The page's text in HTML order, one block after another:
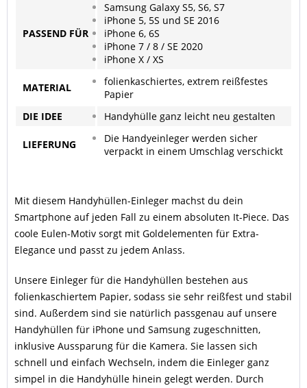
PASSEND FÜR
Samsung Galaxy S5, S6, S7
iPhone 5, 5S und SE 2016
iPhone 6, 6S
iPhone 7 / 8 / SE 2020
iPhone X / XS
MATERIAL
folienkaschiertes, extrem reißfestes
Papier
DIE IDEE
Handyhülle ganz leicht neu gestalten
LIEFERUNG
Die Handyeinleger werden sicher
verpackt in einem Umschlag verschickt
Mit diesem Handyhüllen-Einleger machst du dein
Smartphone auf jeden Fall zu einem absoluten It-Piece. Das
coole Eulen-Motiv sorgt mit Goldelementen für Extra-
Elegance und passt zu jedem Anlass.
Unsere Einleger für die Handyhüllen bestehen aus
folienkaschiertem Papier, sodass sie sehr reißfest und stabil
sind. Außerdem sind sie natürlich passgenau auf unsere
Handyhüllen für iPhone und Samsung zugeschnitten,
inklusive Aussparung für die Kamera. Sie lassen sich
schnell und einfach Wechseln, indem die Einleger ganz
simpel in die Handyhülle hinein gelegt werden. Durch